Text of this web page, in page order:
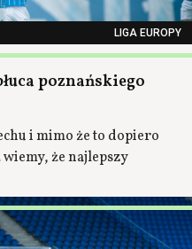
LIGA EUROPY
poznańskiego
i mimo że to dopiero
że najlepszy